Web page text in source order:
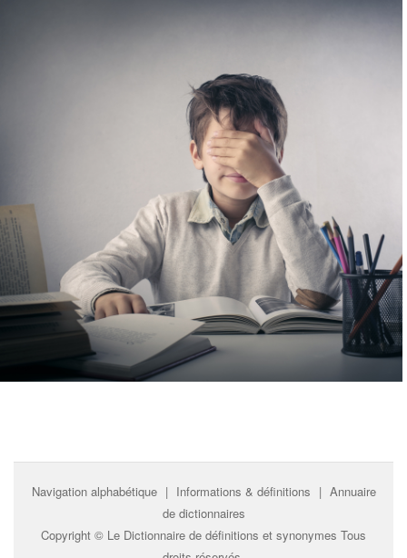
Navigation alphabétique | Informations & définitions | Annuaire
de dictionnaires
Copyright © Le Dictionnaire de définitions et synonymes Tous